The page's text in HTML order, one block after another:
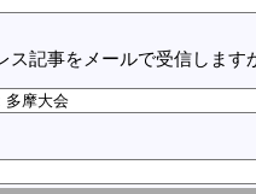
ス記事をメールで受信します